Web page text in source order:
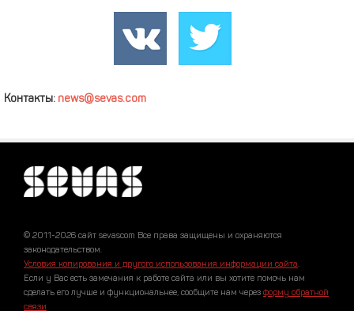
Контакты: news@sevas.com
© 2011-2026 сайт sevascom Все права защищены и охраняются
законодательством.
Условия копирования и другого использования информации сайта.
Если у Вас есть замечания к работе сайта или вы хотите помочь нам
сделать его лучше и функциональнее, сообщите нам через форму обратной
связи